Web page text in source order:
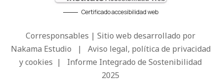
Certificado accesibilidad web
Corresponsables | Sitio web desarrollado por
Nakama Estudio | Aviso legal, política de privacidad
y cookies | Informe Integrado de Sostenibilidad
2025